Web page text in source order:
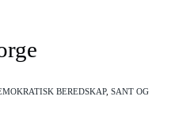
BEREDSKAP, SANT OG